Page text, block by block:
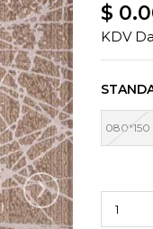
›
$
KDV
080*150